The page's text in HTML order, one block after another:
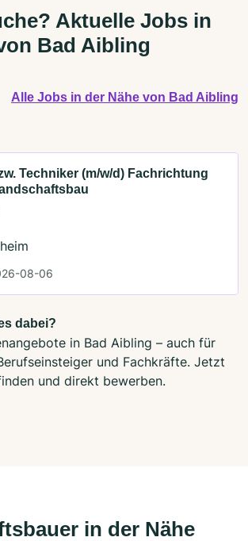
Aktuelle Jobs in
Bad Aibling
Alle Jobs in der Nähe von Bad Aibling
Techniker (m/w/d) Fachrichtung
08-06
dabei?
in Bad Aibling – auch für
und Fachkräfte. Jetzt
und direkt bewerben.
in der Nähe